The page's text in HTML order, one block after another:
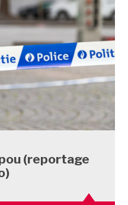
(reportage